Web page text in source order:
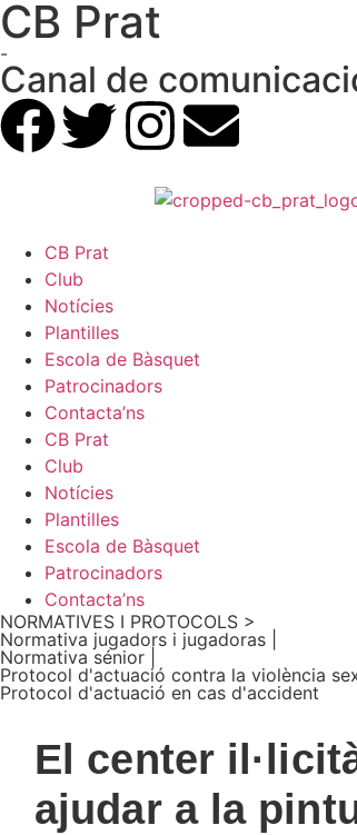
CB Prat
-
Canal de
CB Prat
Club
Notícies
Plantilles
Escola de Bàsquet
Patrocinadors
Contacta’ns
CB Prat
Club
Notícies
Plantilles
Escola de Bàsquet
Patrocinadors
Contacta’ns
NORMATIVES I PROTOCOLS >
Normativa jugadors i jugadoras |
Normativa sénior |
Protocol d'actuació contra la violència
Protocol d'actuació en cas d'accident
El center
ajudar a la